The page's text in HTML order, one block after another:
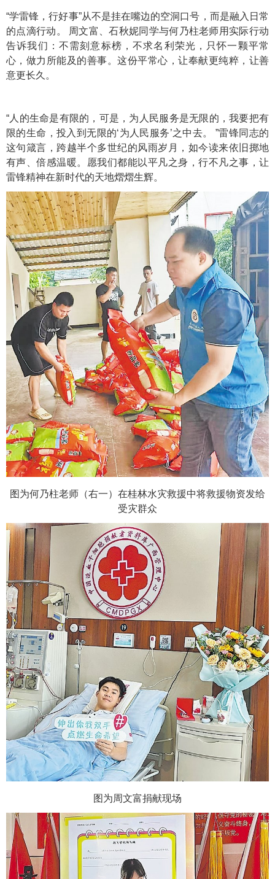
“学雷锋，行好事”从不是挂在嘴边的空洞口号，而是融入日常
的点滴行动。 周文富、石秋妮同学与何乃柱老师用实际行动
告诉我们：不需刻意标榜，不求名利荣光，只怀一颗平常
心，做力所能及的善事。这份平常心，让奉献更纯粹，让善
意更长久。
“人的生命是有限的，可是，为人民服务是无限的，我要把有
限的生命，投入到无限的‘为人民服务’之中去。 ”雷锋同志的
这句箴言，跨越半个多世纪的风雨岁月，如今读来依旧掷地
有声、倍感温暖。愿我们都能以平凡之身，行不凡之事，让
雷锋精神在新时代的天地熠熠生辉。
图为何乃柱老师（右一）在桂林水灾救援中将救援物资发给
受灾群众
图为周文富捐献现场